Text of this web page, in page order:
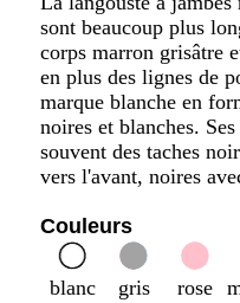
sont beaucoup plus
corps marron grisâtre
en plus des lignes de
marque blanche en
noires et blanches.
souvent des taches
vers l'avant, noires
Couleurs
blanc gris rose